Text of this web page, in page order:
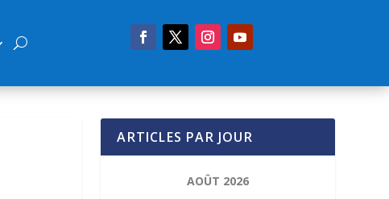
ARTICLES PAR JOUR
AOÛT 2026